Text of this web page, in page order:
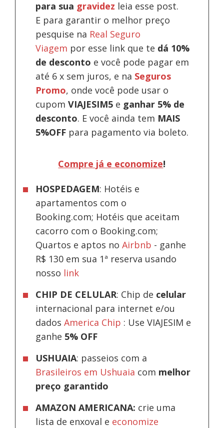
para sua gravidez leia esse post.
E para garantir o melhor preço
pesquise na Real Seguro
Viagem por esse link que te dá 10%
de desconto e você pode pagar em
até 6 x sem juros, e na Seguros
Promo, onde você pode usar o
cupomVIAJESIM5 e ganhar 5% de
desconto. E você ainda tem MAIS
5%OFF para pagamento via boleto.
Compre já e economize!
HOSPEDAGEM: Hotéis e
apartamentos com o
Booking.com; Hotéis que aceitam
cacorro com o Booking.com;
Quartos e aptos noAirbnb - ganhe
R$ 130 em sua 1ª reserva usando
nosso link
CHIP DE CELULAR: Chip de celular
internacional para internet e/ou
dadosAmerica Chip : Use VIAJESIM e
ganhe 5% OFF
USHUAIA: passeios com a
Brasileiros em Ushuaia com melhor
preço garantido
AMAZON AMERICANA: crie uma
lista de enxoval e economize